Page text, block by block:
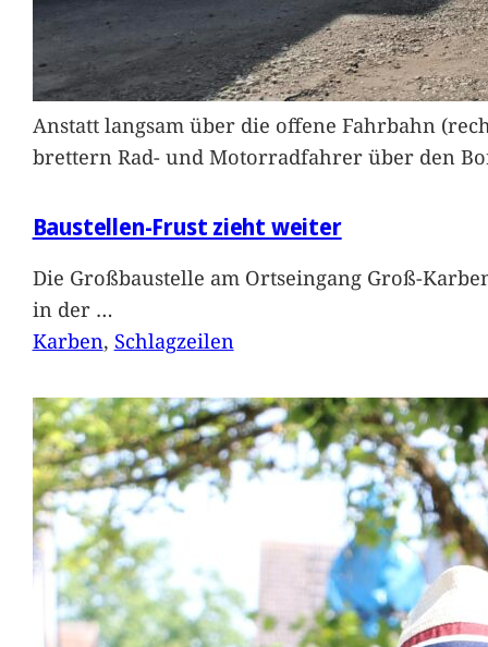
Anstatt langsam über die offene Fahrbahn
brettern Rad- und Motorradfahrer über den
Baustellen-Frust zieht weiter
Die Großbaustelle am Ortseingang Groß-
in der …
Karben, Schlagzeilen